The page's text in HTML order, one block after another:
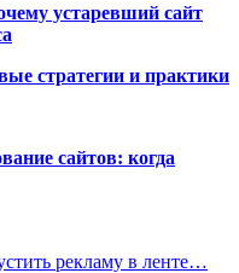
устаревший сайт
стратегии и практики
сайтов: когда
рекламу в ленте…